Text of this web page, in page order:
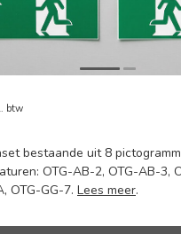
btw
bestaande uit 8
OTG-AB-2, OTG-AB-3,
OTG-GG-7. Lees meer.